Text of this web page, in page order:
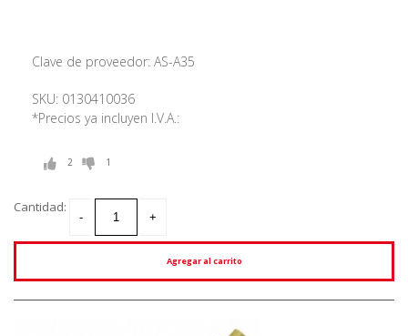
Clave de proveedor: AS-A35
SKU: 0130410036
*Precios ya incluyen I.V.A.:
2 1
Cantidad:
Agregar al carrito